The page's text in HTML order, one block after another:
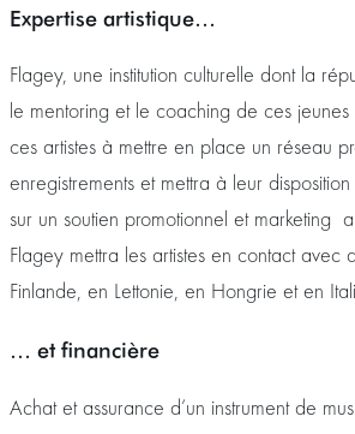
Expertise artistique…
Flagey, une institution culturelle dont la
le mentoring et le coaching de ces
ces artistes à mettre en place un réseau
enregistrements et mettra à leur
sur un soutien promotionnel et marketing
Flagey mettra les artistes en contact avec
Finlande, en Lettonie, en Hongrie et en
… et financière
Achat et assurance d’un instrument de